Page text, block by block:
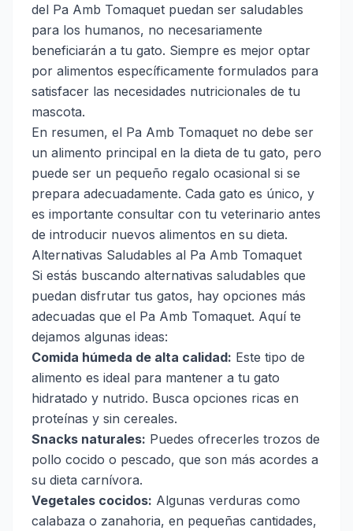
del Pa Amb Tomaquet puedan ser saludables
para los humanos, no necesariamente
beneficiarán a tu gato. Siempre es mejor optar
por alimentos específicamente formulados para
satisfacer las necesidades nutricionales de tu
mascota.
En resumen, el Pa Amb Tomaquet no debe ser
un alimento principal en la dieta de tu gato, pero
puede ser un pequeño regalo ocasional si se
prepara adecuadamente. Cada gato es único, y
es importante consultar con tu veterinario antes
de introducir nuevos alimentos en su dieta.
Alternativas Saludables al Pa Amb Tomaquet
Si estás buscando alternativas saludables que
puedan disfrutar tus gatos, hay opciones más
adecuadas que el Pa Amb Tomaquet. Aquí te
dejamos algunas ideas:
Comida húmeda de alta calidad: Este tipo de
alimento es ideal para mantener a tu gato
hidratado y nutrido. Busca opciones ricas en
proteínas y sin cereales.
Snacks naturales: Puedes ofrecerles trozos de
pollo cocido o pescado, que son más acordes a
su dieta carnívora.
Vegetales cocidos: Algunas verduras como
calabaza o zanahoria, en pequeñas cantidades,